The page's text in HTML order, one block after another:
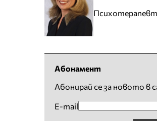
Психотерапевт
Абонамент
Абонирай се за новото в
E-mail